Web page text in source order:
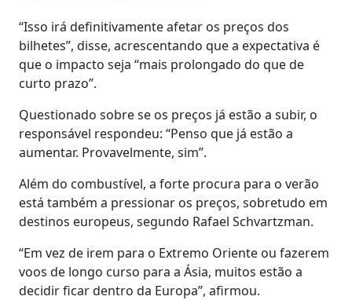
“Isso irá definitivamente afetar os preços dos
bilhetes”, disse, acrescentando que a expectativa é
que o impacto seja “mais prolongado do que de
curto prazo”.
Questionado sobre se os preços já estão a subir, o
responsável respondeu: “Penso que já estão a
aumentar. Provavelmente, sim”.
Além do combustível, a forte procura para o verão
está também a pressionar os preços, sobretudo em
destinos europeus, segundo Rafael Schvartzman.
“Em vez de irem para o Extremo Oriente ou fazerem
voos de longo curso para a Ásia, muitos estão a
decidir ficar dentro da Europa”, afirmou.